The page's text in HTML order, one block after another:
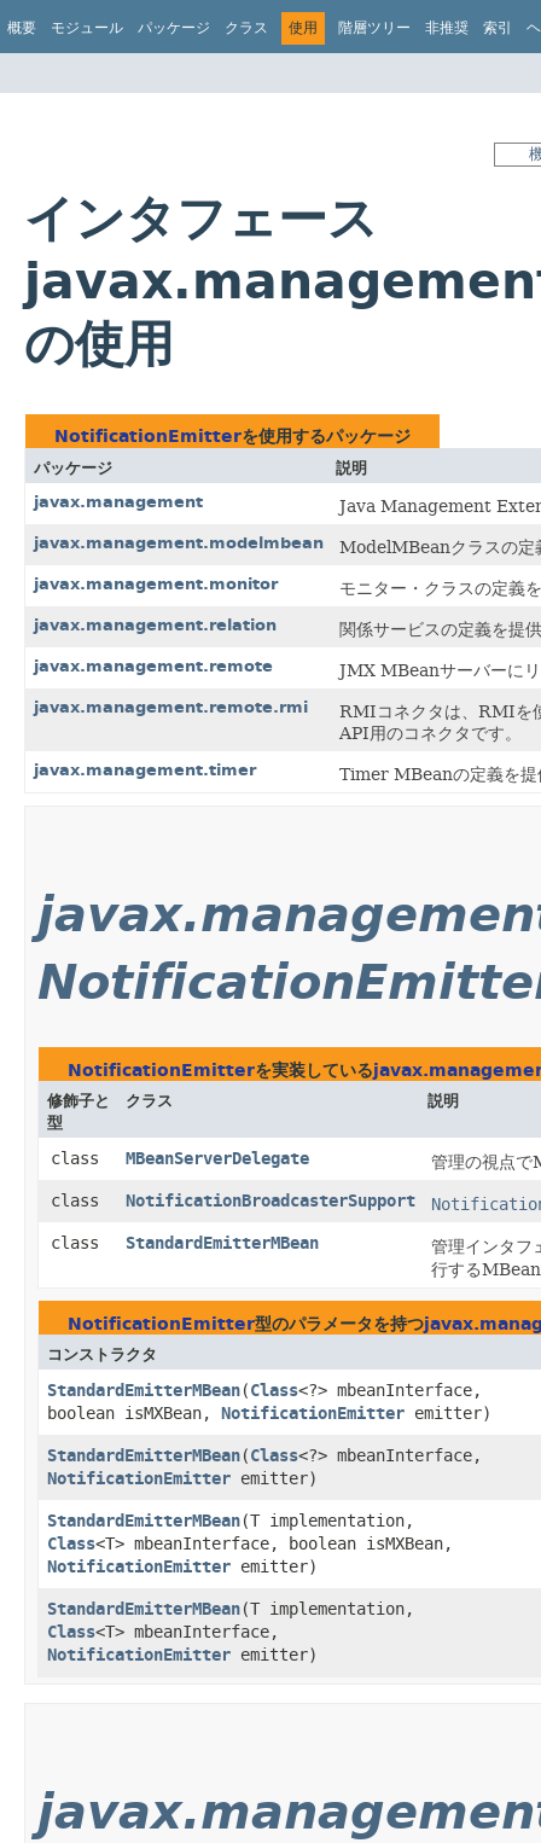
概要 モジュール パッケージ クラス 使用 階層ツリー 非推奨 索引
インタフェース
の使用
NotificationEmitterを使用するパッケージ
パッケージ
説明
javax.management
Java Management
javax.management.modelmbean ModelMBeanクラスの定
javax.management.monitor モニター・クラスの定義
javax.management.relation 関係サービスの定義を提
javax.management.remote JMX MBeanサーバーに
javax.management.remote.rmi
RMIコネクタは、RMIを
API用のコネクタです。
javax.management.timer Timer MBeanの定義を提
NotificationEmitterを実装している
修飾子と
型
クラス 説明
class MBeanServerDelegate 管理の視点で
class NotificationBroadcasterSupport
class
StandardEmitterMBean
管理インタフ
行する
NotificationEmitter型のパラメータを持つ
コンストラクタ
StandardEmitterMBean​(Class<?> mbeanInterface,
boolean isMXBean, NotificationEmitter emitter)
StandardEmitterMBean​(Class<?> mbeanInterface,
NotificationEmitter emitter)
StandardEmitterMBean​(T implementation,
Class<T> mbeanInterface, boolean isMXBean,
NotificationEmitter emitter)
StandardEmitterMBean​(T implementation,
Class<T> mbeanInterface,
NotificationEmitter emitter)